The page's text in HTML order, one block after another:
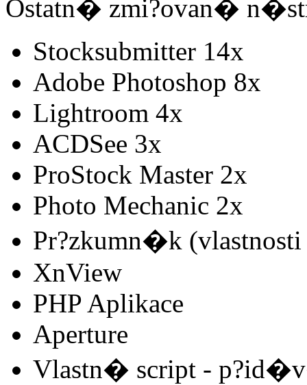
Ostatn� zmi?ovan�
Stocksubmitter 14x
Adobe Photoshop 8x
Lightroom 4x
ACDSee 3x
ProStock Master 2x
Photo Mechanic 2x
Pr?zkumn�k (vlastnosti
XnView
PHP Aplikace
Aperture
Vlastn� script -